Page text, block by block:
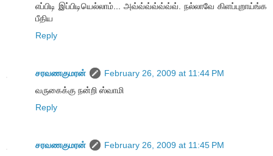
எப்பிடி இப்பிடியெல்லாம்... அவ்வ்வ்வ்வ்வ்வ். நல்லாவே கிளப்புறாய்ங்க
பீதிய
Reply
சரவணகுமரன்
February 26, 2009 at 11:44 PM
வருகைக்கு நன்றி ஸ்வாமி
Reply
சரவணகுமரன்
February 26, 2009 at 11:45 PM